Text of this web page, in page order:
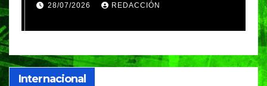
Festival Máster de Voleibol
28/07/2026 REDACCIÓN
Internacional